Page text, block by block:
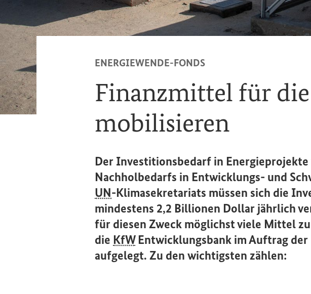
ENERGIEWENDE-FONDS
Finanzmittel für
mobilisieren
Der Investitionsbedarf in
Nachholbedarfs in Entwicklungs- und
UN-Klimasekretariats müssen sich die
mindestens 2,2 Billionen Dollar jährlich
für diesen Zweck möglichst viele Mittel
die KfWEntwicklungsbank im Auftrag der
aufgelegt. Zu den wichtigsten zählen: